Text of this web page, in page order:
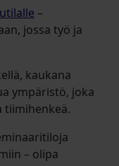
–
jossa työ ja
kaukana
ympäristö, joka
tiimihenkeä.
– olipa